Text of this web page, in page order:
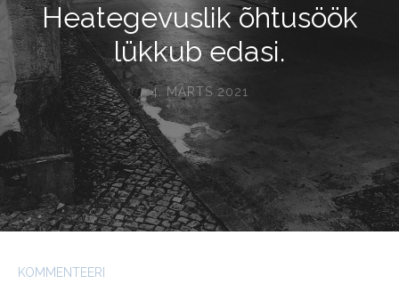
Heategevuslik õhtusöök
lükkub edasi.
4. MÄRTS 2021
KOMMENTEERI